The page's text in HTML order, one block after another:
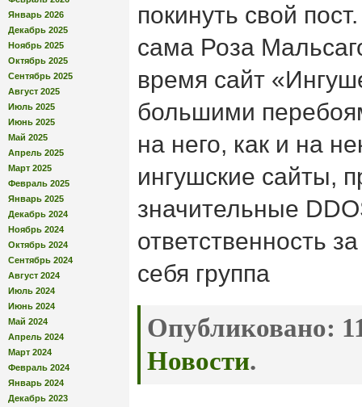
Январь 2026
Декабрь 2025
Ноябрь 2025
Октябрь 2025
Сентябрь 2025
Август 2025
Июль 2025
Июнь 2025
Май 2025
Апрель 2025
Март 2025
Февраль 2025
Январь 2025
Декабрь 2024
Ноябрь 2024
Октябрь 2024
Сентябрь 2024
Август 2024
Июль 2024
Июнь 2024
Май 2024
Апрель 2024
Март 2024
Февраль 2024
Январь 2024
Декабрь 2023
покинуть свой
сама Роза
время сайт
большими
на него, как и на
ингушские сайты,
значительные
ответственность
себя группа
Опубликовано:
Новости.